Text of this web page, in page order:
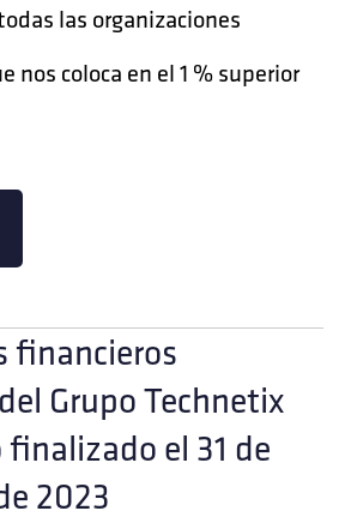
las organizaciones
nos coloca en el 1 % superior
financieros
Grupo Technetix
el 31 de
2023